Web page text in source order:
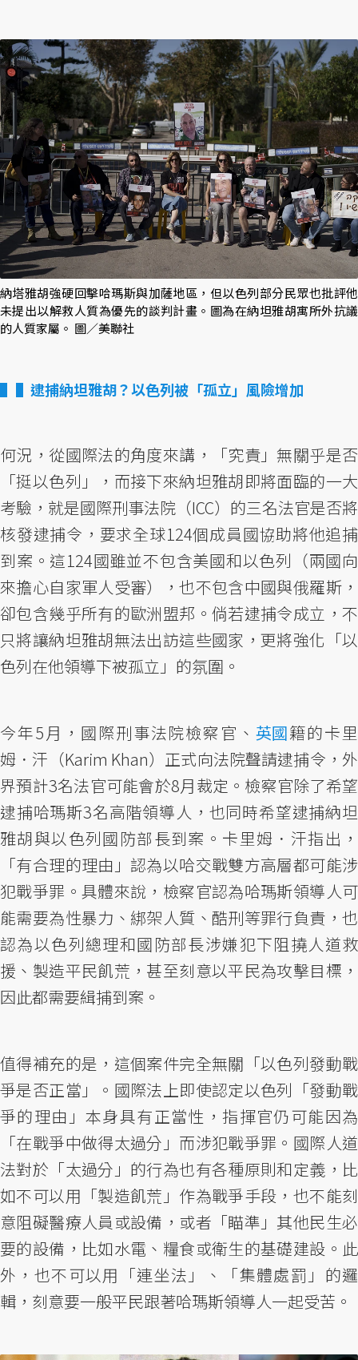
納塔雅胡強硬回擊哈瑪斯與加薩地區，但以色列部分民眾也批評他
未提出以解救人質為優先的談判計畫。圖為在納坦雅胡寓所外抗議
的人質家屬。 圖／美聯社
▌逮捕納坦雅胡？以色列被「孤立」風險增加
何況，從國際法的角度來講，「究責」無關乎是否
「挺以色列」，而接下來納坦雅胡即將面臨的一大
考驗，就是國際刑事法院（ICC）的三名法官是否將
核發逮捕令，要求全球124個成員國協助將他追捕
到案。這124國雖並不包含美國和以色列（兩國向
來擔心自家軍人受審），也不包含中國與俄羅斯，
卻包含幾乎所有的歐洲盟邦。倘若逮捕令成立，不
只將讓納坦雅胡無法出訪這些國家，更將強化「以
色列在他領導下被孤立」的氛圍。
今年5月，國際刑事法院檢察官、英國籍的卡里
姆．汗（Karim Khan）正式向法院聲請逮捕令，外
界預計3名法官可能會於8月裁定。檢察官除了希望
逮捕哈瑪斯3名高階領導人，也同時希望逮捕納坦
雅胡與以色列國防部長到案。卡里姆．汗指出，
「有合理的理由」認為以哈交戰雙方高層都可能涉
犯戰爭罪。具體來說，檢察官認為哈瑪斯領導人可
能需要為性暴力、綁架人質、酷刑等罪行負責，也
認為以色列總理和國防部長涉嫌犯下阻撓人道救
援、製造平民飢荒，甚至刻意以平民為攻擊目標，
因此都需要緝捕到案。
值得補充的是，這個案件完全無關「以色列發動戰
爭是否正當」。國際法上即使認定以色列「發動戰
爭的理由」本身具有正當性，指揮官仍可能因為
「在戰爭中做得太過分」而涉犯戰爭罪。國際人道
法對於「太過分」的行為也有各種原則和定義，比
如不可以用「製造飢荒」作為戰爭手段，也不能刻
意阻礙醫療人員或設備，或者「瞄準」其他民生必
要的設備，比如水電、糧食或衛生的基礎建設。此
外，也不可以用「連坐法」、「集體處罰」的邏
輯，刻意要一般平民跟著哈瑪斯領導人一起受苦。